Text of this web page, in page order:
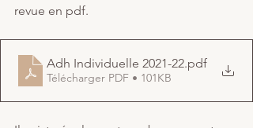
revue en pdf.
Adh Individuelle 2021-22.pdf
Télécharger PDF • 101KB